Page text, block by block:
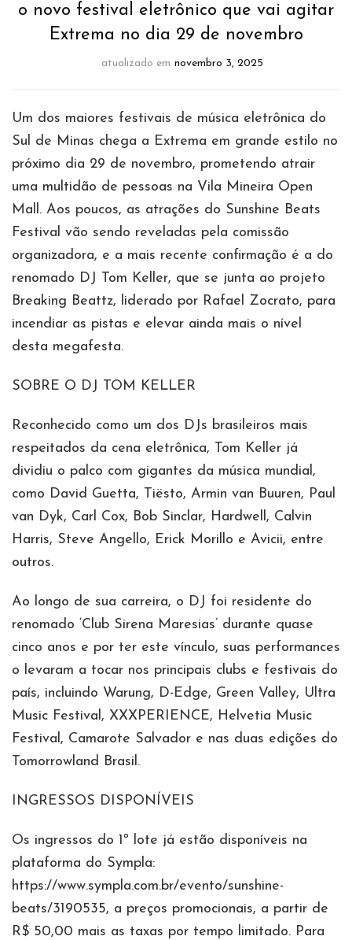
o novo festival eletrônico que vai agitar
Extrema no dia 29 de novembro
atualizado em novembro 3, 2025
Um dos maiores festivais de música eletrônica do
Sul de Minas chega a Extrema em grande estilo no
próximo dia 29 de novembro, prometendo atrair
uma multidão de pessoas na Vila Mineira Open
Mall. Aos poucos, as atrações do Sunshine Beats
Festival vão sendo reveladas pela comissão
organizadora, e a mais recente confirmação é a do
renomado DJ Tom Keller, que se junta ao projeto
Breaking Beattz, liderado por Rafael Zocrato, para
incendiar as pistas e elevar ainda mais o nível
desta megafesta.
SOBRE O DJ TOM KELLER
Reconhecido como um dos DJs brasileiros mais
respeitados da cena eletrônica, Tom Keller já
dividiu o palco com gigantes da música mundial,
como David Guetta, Tiësto, Armin van Buuren, Paul
van Dyk, Carl Cox, Bob Sinclar, Hardwell, Calvin
Harris, Steve Angello, Erick Morillo e Avicii, entre
outros.
Ao longo de sua carreira, o DJ foi residente do
renomado ‘Club Sirena Maresias’ durante quase
cinco anos e por ter este vínculo, suas performances
o levaram a tocar nos principais clubs e festivais do
país, incluindo Warung, D-Edge, Green Valley, Ultra
Music Festival, XXXPERIENCE, Helvetia Music
Festival, Camarote Salvador e nas duas edições do
Tomorrowland Brasil.
INGRESSOS DISPONÍVEIS
Os ingressos do 1º lote já estão disponíveis na
plataforma do Sympla:
https://www.sympla.com.br/evento/sunshine-
beats/3190535, a preços promocionais, a partir de
R$ 50,00 mais as taxas por tempo limitado. Para